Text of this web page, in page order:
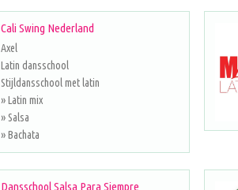
Cali Swing Nederland
Axel
Latin dansschool
Stijldansschool met latin
» Latin mix
» Salsa
» Bachata
Dansschool Salsa Para Siempre